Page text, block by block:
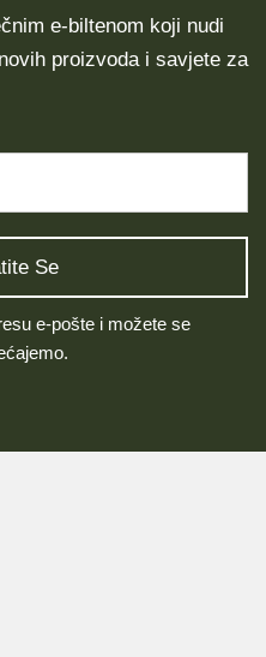
e-biltenom koji nudi
proizvoda i savjete za
e-pošte i možete se